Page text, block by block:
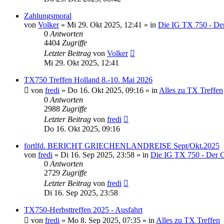
Zahlungsmoral
von Volker» Mi 29. Okt 2025, 12:41 » in Die IG TX 750 -
0 Antworten
4404 Zugriffe
Letzter Beitrag von Volker
Mi 29. Okt 2025, 12:41
TX750 Treffen Holland 8.-10. Mai 2026
von fredi » Do 16. Okt 2025, 09:16 » in Alles zu TX Treffen
0 Antworten
2988 Zugriffe
Letzter Beitrag von fredi
Do 16. Okt 2025, 09:16
fortlfd. BERICHT GRIECHENLANDREISE Sept/Okt.2025
von fredi » Di 16. Sep 2025, 23:58 » in Die IG TX 750 - Der
0 Antworten
2729 Zugriffe
Letzter Beitrag von fredi
Di 16. Sep 2025, 23:58
TX750-Herbsttreffen 2025 - Ausfahrt
von fredi » Mo 8. Sep 2025, 07:35 » in Alles zu TX Treffen